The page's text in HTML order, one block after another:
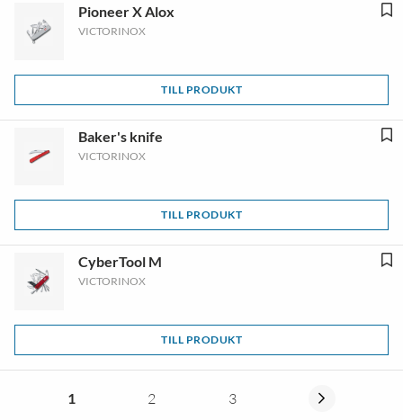
Pioneer X Alox
VICTORINOX
TILL PRODUKT
Baker's knife
VICTORINOX
TILL PRODUKT
CyberTool M
VICTORINOX
TILL PRODUKT
1 2 3